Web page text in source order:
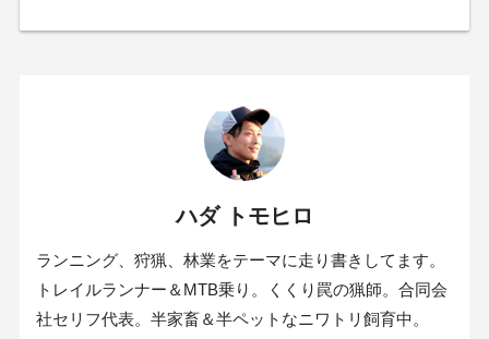
ハダ トモヒロ
ランニング、狩猟、林業をテーマに走り書きしてます。
トレイルランナー＆MTB乗り。くくり罠の猟師。合同会
社セリフ代表。半家畜＆半ペットなニワトリ飼育中。